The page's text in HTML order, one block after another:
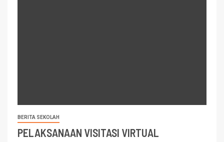
BERITA SEKOLAH
PELAKSANAAN VISITASI VIRTUAL